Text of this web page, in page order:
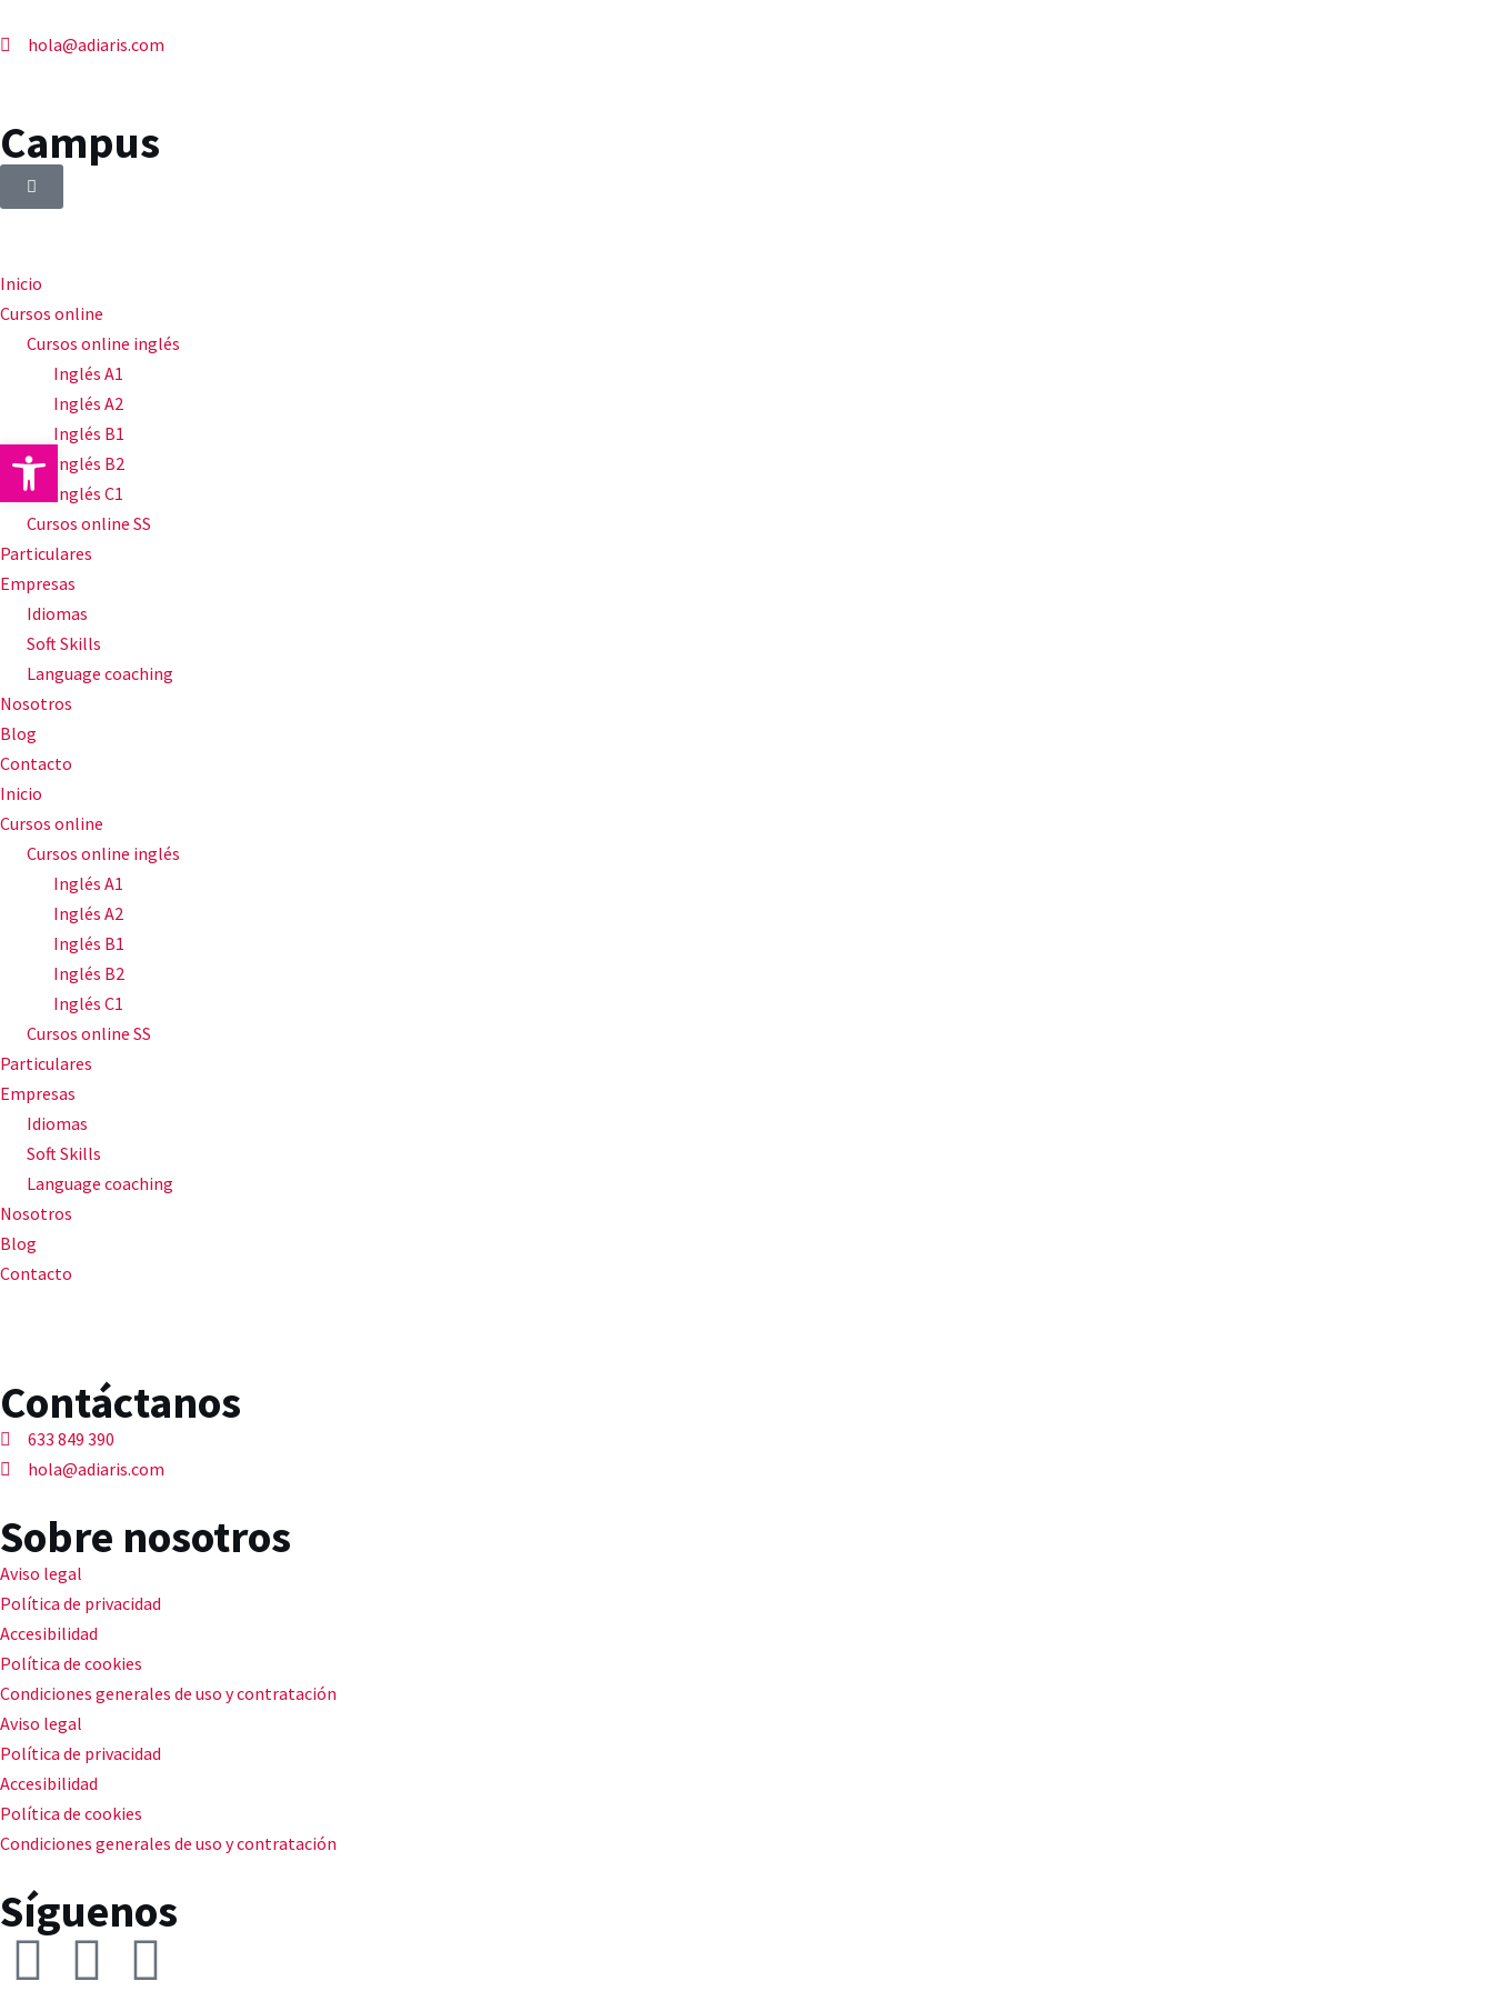
hola@adiaris.com
Campus
Inicio
Cursos online
Cursos online inglés
Inglés A1
Inglés A2
Inglés B1
Inglés B2
Inglés C1
Cursos online SS
Particulares
Empresas
Idiomas
Soft Skills
Language coaching
Nosotros
Blog
Contacto
Inicio
Cursos online
Cursos online inglés
Inglés A1
Inglés A2
Inglés B1
Inglés B2
Inglés C1
Cursos online SS
Particulares
Empresas
Idiomas
Soft Skills
Language coaching
Nosotros
Blog
Contacto
Contáctanos
633 849 390
hola@adiaris.com
Sobre nosotros
Aviso legal
Política de privacidad
Accesibilidad
Política de cookies
Condiciones generales de uso y contratación
Aviso legal
Política de privacidad
Accesibilidad
Política de cookies
Condiciones generales de uso y contratación
Síguenos
Abrir barra de herramientas